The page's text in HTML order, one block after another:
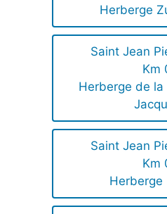
Herberge
Saint Jean
Km
Herberge de
Saint Jean
Km
Herberge